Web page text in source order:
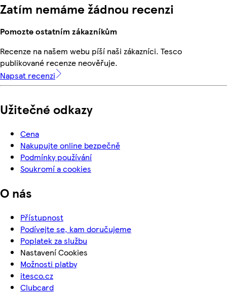
Zatím nemáme žádnou recenzi
Pomozte ostatním zákazníkům
Recenze na našem webu píší naši zákazníci. Tesco
publikované recenze neověřuje.
Napsat recenzi
Užitečné odkazy
Cena
Nakupujte online bezpečně
Podmínky používání
Soukromí a cookies
O nás
Přístupnost
Podívejte se, kam doručujeme
Poplatek za službu
Nastavení Cookies
Možnosti platby
itesco.cz
Clubcard